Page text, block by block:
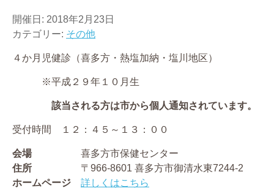
開催日: 2018年2月23日
カテゴリー: その他
４か月児健診（喜多方・熱塩加納・塩川地区）
※平成２９年１０月生
該当される方は市から個人通知されています。
受付時間 １２：４５～１３：００
会場
喜多方市保健センター
住所
〒966-8601 喜多方市御清水東7244-2
ホームページ
詳しくはこちら